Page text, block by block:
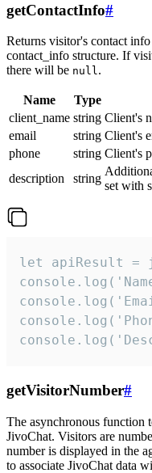
getContactInfo#
Returns visitor's contact
contact_info structure. If
there will be null.
Name Type
client_name string Client's
email
string Client's
phone
string Client's
description
string
set with
let apiResult =
getVisitorNumber#
The asynchronous function
JivoChat. Visitors are
number is displayed in the
to associate JivoChat data